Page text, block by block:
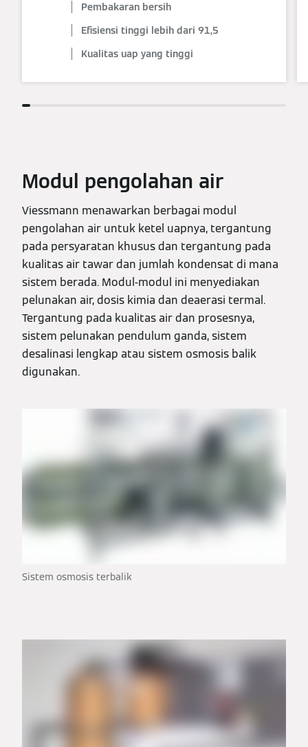
Pembakaran bersih
Efisiensi tinggi lebih dari 91,5
Kualitas uap yang tinggi
Modul pengolahan air
Viessmann menawarkan berbagai modul
pengolahan air untuk ketel uapnya, tergantung
pada persyaratan khusus dan tergantung pada
kualitas air tawar dan jumlah kondensat di mana
sistem berada. Modul-modul ini menyediakan
pelunakan air, dosis kimia dan deaerasi termal.
Tergantung pada kualitas air dan prosesnya,
sistem pelunakan pendulum ganda, sistem
desalinasi lengkap atau sistem osmosis balik
digunakan.
Sistem osmosis terbalik